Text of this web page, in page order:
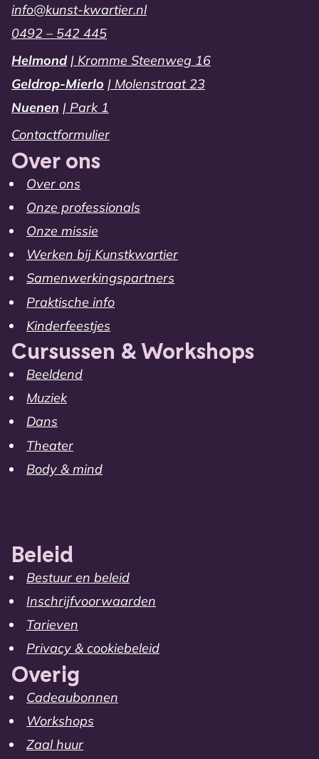
info@kunst-kwartier.nl
0492 – 542 445
Helmond | Kromme Steenweg 16
Geldrop-Mierlo | Molenstraat 23
Nuenen | Park 1
Contactformulier
Over ons
Over ons
Onze professionals
Onze missie
Werken bij Kunstkwartier
Samenwerkingspartners
Praktische info
Kinderfeestjes
Cursussen & Workshops
Beeldend
Muziek
Dans
Theater
Body & mind
Beleid
Bestuur en beleid
Inschrijfvoorwaarden
Tarieven
Privacy & cookiebeleid
Overig
Cadeaubonnen
Workshops
Zaal huur